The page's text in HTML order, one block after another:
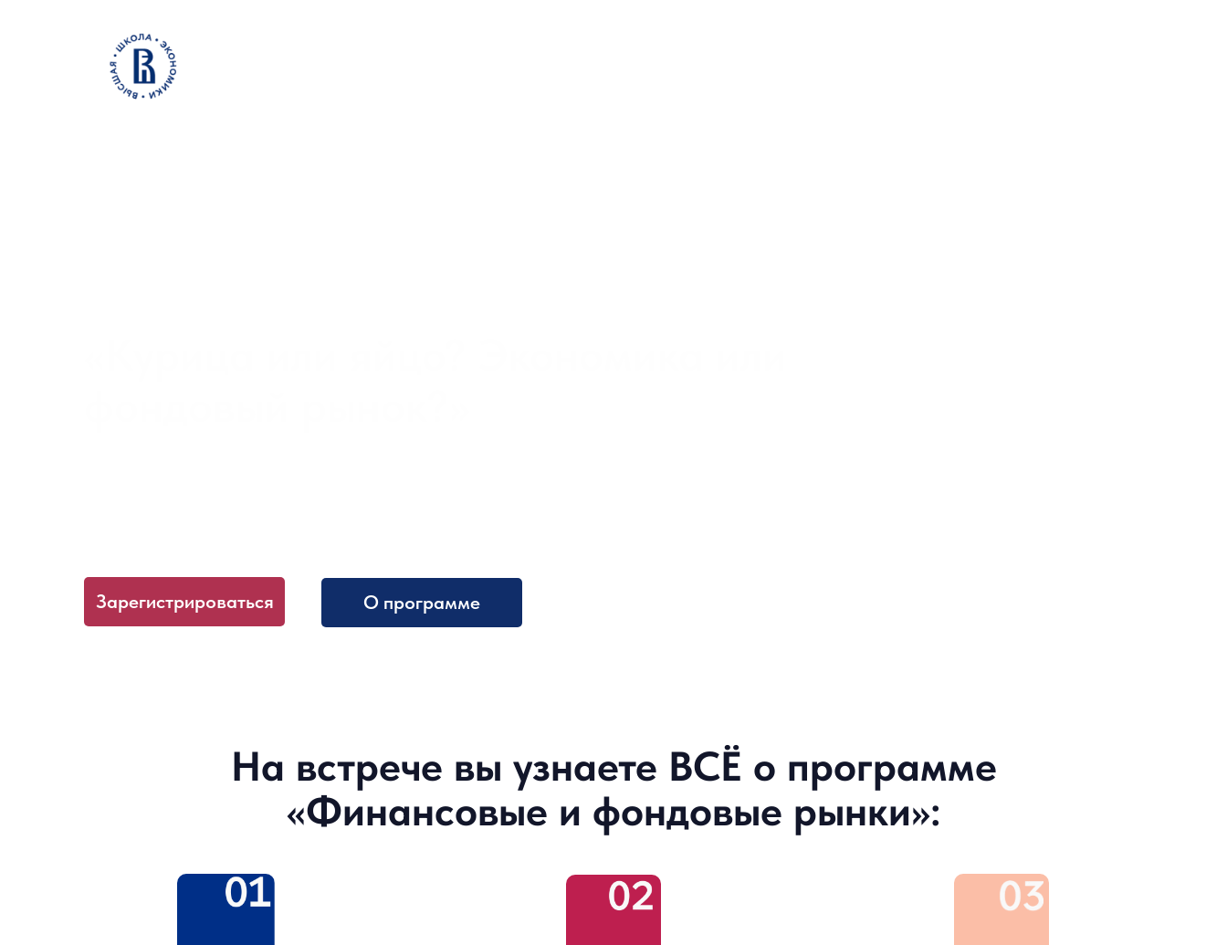
Зарегистрироваться О программе
На встрече вы узнаете ВСЁ о программе
«Финансовые и фондовые рынки»: